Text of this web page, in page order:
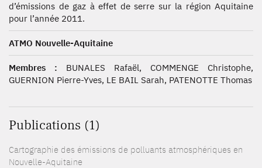
d’émissions de gaz à effet de serre sur la région Aquitaine
pour l’année 2011.
ATMO Nouvelle-Aquitaine
Membres : BUNALES Rafaël, COMMENGE Christophe,
GUERNION Pierre-Yves, LE BAIL Sarah, PATENOTTE Thomas
Publications (1)
Cartographie des émissions de polluants atmosphériques en
Nouvelle-Aquitaine